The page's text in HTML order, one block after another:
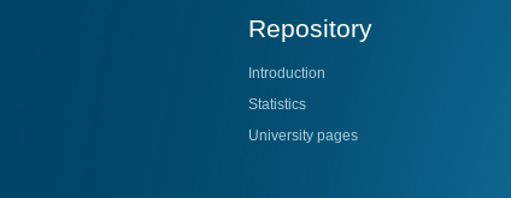
Repository
Introduction
Statistics
University pages